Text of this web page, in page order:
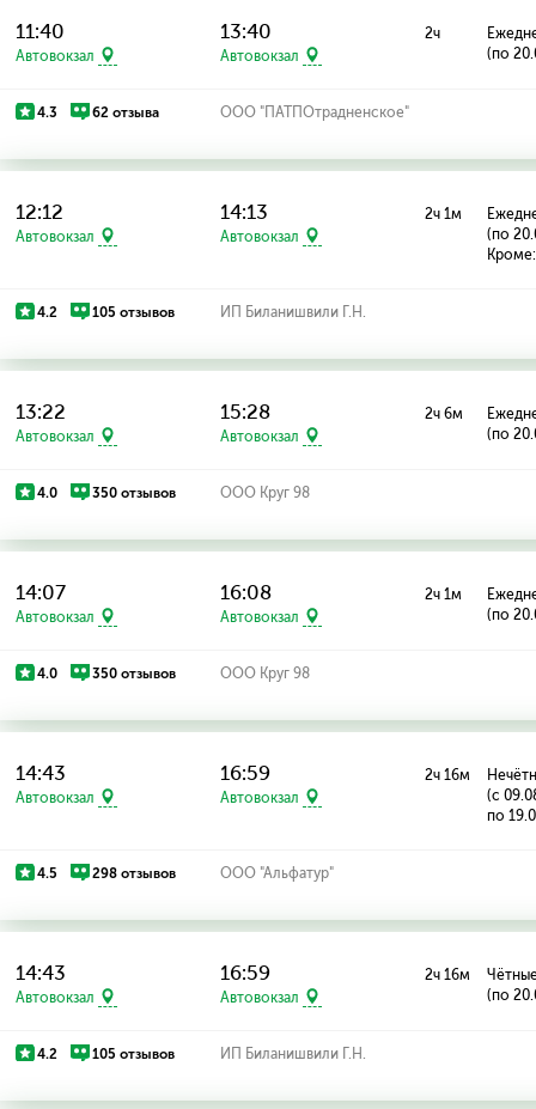
11:40
Автовокзал
13:40
Автовокзал
2ч
(по
4.3 62 отзыва ООО "ПАТПОтрадненское"
12:12
Автовокзал
14:13
Автовокзал
2ч 1м
(по
4.2 105 отзывов ИП Биланишвили Г.Н.
13:22
Автовокзал
15:28
Автовокзал
2ч 6м
(по
4.0 350 отзывов ООО Круг 98
14:07
Автовокзал
16:08
Автовокзал
2ч 1м
(по
4.0 350 отзывов ООО Круг 98
14:43
Автовокзал
16:59
Автовокзал
2ч 16м
(с
по
4.5 298 отзывов ООО "Альфатур"
14:43
Автовокзал
16:59
Автовокзал
2ч 16м
(по
4.2 105 отзывов ИП Биланишвили Г.Н.